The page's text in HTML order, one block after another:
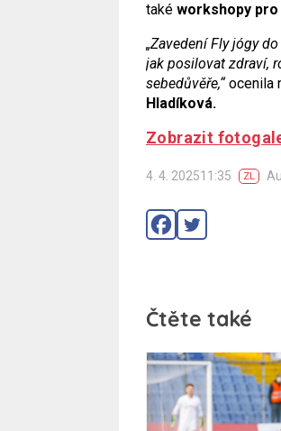
také workshopy
„Zavedení Fly jógy
jak posilovat zdraví,
sebedůvěře,“ocenila
Hladíková.
Zobrazit
4. 4. 202511:35 ZL
Čtěte také